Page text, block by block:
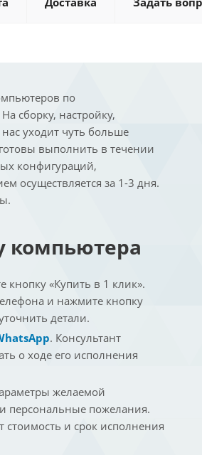
по
сборку, настройку,
уходит чуть больше
выполнить в течении
конфигураций,
осуществляется за 1-3 дня.
компьютера
«Купить в 1 клик».
и нажмите кнопку
детали.
. Консультант
о ходе его исполнения
желаемой
персональные пожелания.
стоимость и срок исполнения